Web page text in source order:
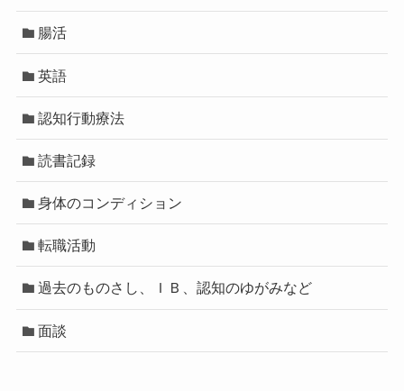
腸活
英語
認知行動療法
読書記録
身体のコンディション
転職活動
過去のものさし、ＩＢ、認知のゆがみなど
面談